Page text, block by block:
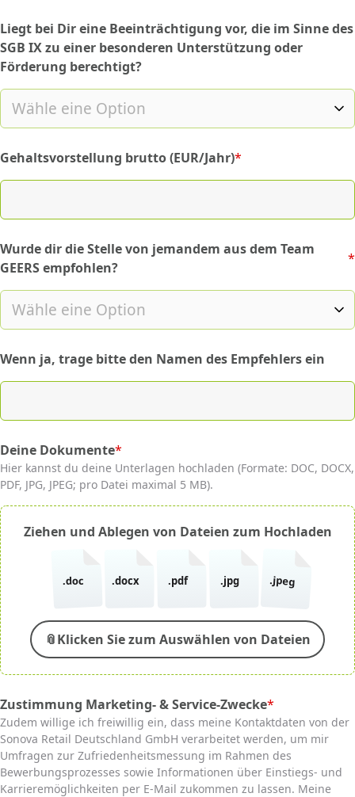
Liegt bei Dir eine Beeinträchtigung vor, die im Sinne des
SGB IX zu einer besonderen Unterstützung oder
Förderung berechtigt?
Gehaltsvorstellung brutto (EUR/Jahr)*
(required)
Wurde dir die Stelle von jemandem aus dem Team
GEERS empfohlen?
*
(required)
Wenn ja, trage bitte den Namen des Empfehlers ein
Deine Dokumente*
(required)
Hier kannst du deine Unterlagen hochladen (Formate: DOC, DOCX,
PDF, JPG, JPEG; pro Datei maximal 5 MB).
Ziehen und Ablegen von Dateien zum Hochladen
.doc .docx .pdf .jpg .jpeg
📎Klicken Sie zum Auswählen von Dateien
Zustimmung Marketing- & Service-Zwecke*
(required)
Zudem willige ich freiwillig ein, dass meine Kontaktdaten von der
Sonova Retail Deutschland GmbH verarbeitet werden, um mir
Umfragen zur Zufriedenheitsmessung im Rahmen des
Bewerbungsprozesses sowie Informationen über Einstiegs- und
Karrieremöglichkeiten per E-Mail zukommen zu lassen. Meine